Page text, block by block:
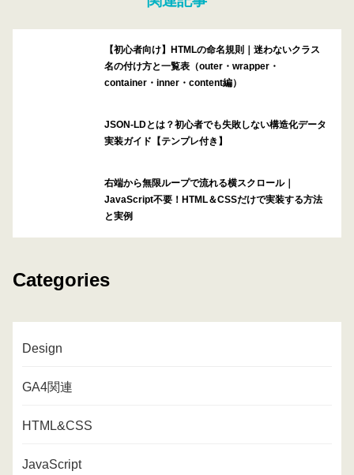
【初心者向け】HTMLの命名規則｜迷わないクラス
名の付け方と一覧表（outer・wrapper・
container・inner・content編）
JSON-LDとは？初心者でも失敗しない構造化データ
実装ガイド【テンプレ付き】
右端から無限ループで流れる横スクロール｜
JavaScript不要！HTML＆CSSだけで実装する方法
と実例
Categories
Design
GA4関連
HTML&CSS
JavaScript